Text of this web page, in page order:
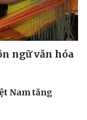
ngữ văn hóa
Nam tăng